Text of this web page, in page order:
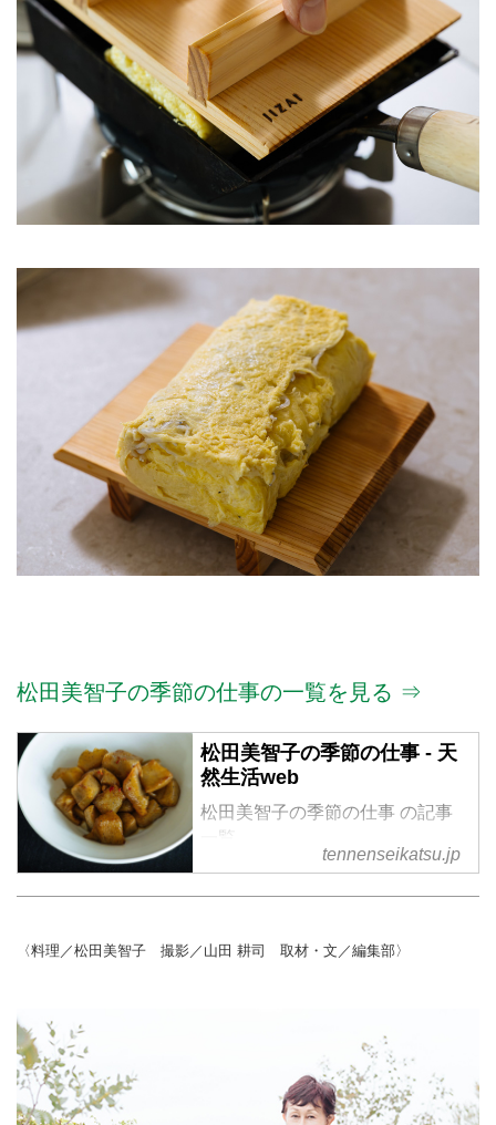
松田美智子の季節の仕事の一覧を見る ⇒
松田美智子の季節の仕事 - 天
然生活web
松田美智子の季節の仕事 の記事
一覧
tennenseikatsu.jp
〈料理／松田美智子 撮影／山田 耕司 取材・文／編集部〉